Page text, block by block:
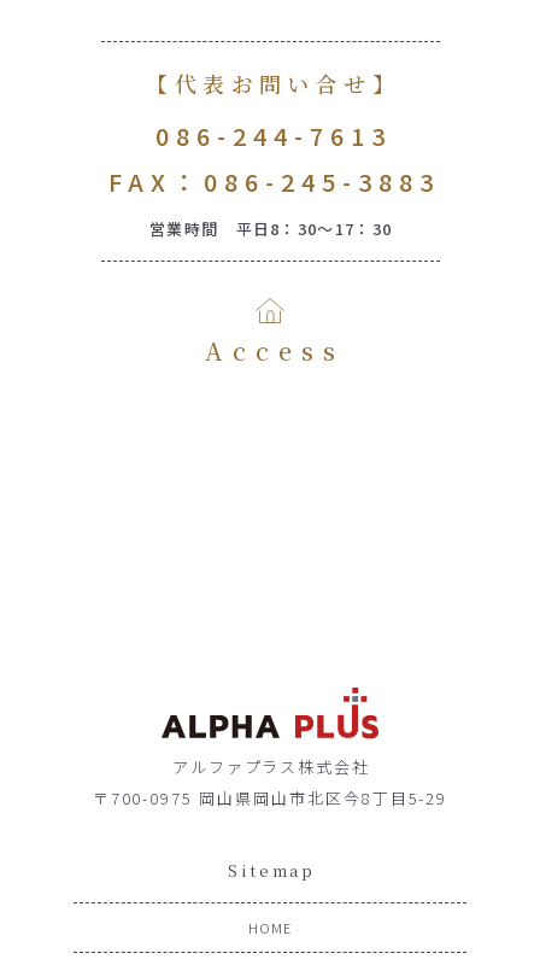
【代表お問い合せ】
086-244-7613
FAX：086-245-3883
営業時間 平日8：30～17：30
Access
アルファプラス株式会社
〒700-0975 岡山県岡山市北区今8丁目5-29
Sitemap
HOME